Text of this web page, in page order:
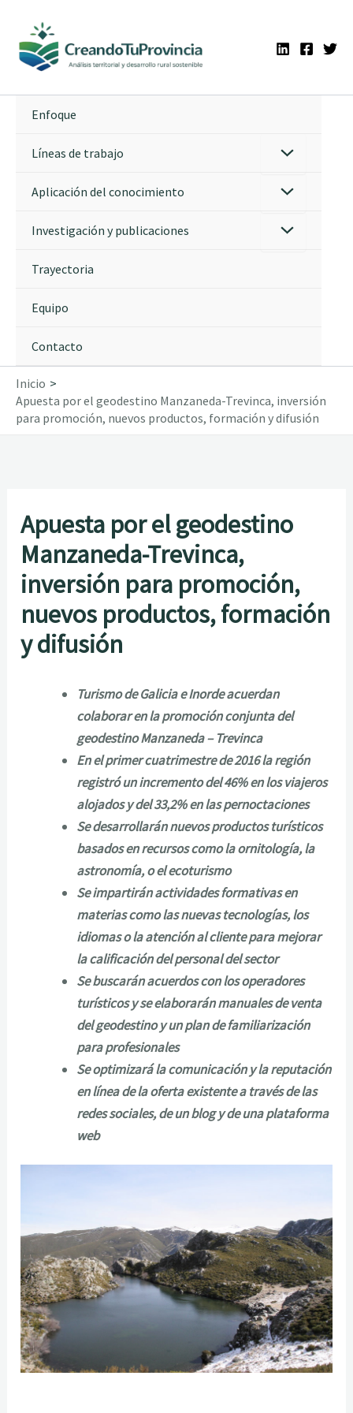
contenido
Enfoque
Líneas de trabajo
Aplicación del conocimiento
Investigación y publicaciones
Trayectoria
Equipo
Contacto
Inicio
Apuesta por el geodestino Manzaneda-Trevinca, inversión
para promoción, nuevos productos, formación y difusión
Apuesta por el geodestino
Manzaneda-Trevinca,
inversión para promoción,
nuevos productos, formación
y difusión
Turismo de Galicia e Inorde acuerdan
colaborar en la promoción conjunta del
geodestino Manzaneda – Trevinca
En el primer cuatrimestre de 2016 la región
registró un incremento del 46% en los viajeros
alojados y del 33,2% en las pernoctaciones
Se desarrollarán nuevos productos turísticos
basados en recursos como la ornitología, la
astronomía, o el ecoturismo
Se impartirán actividades formativas en
materias como las nuevas tecnologías, los
idiomas o la atención al cliente para mejorar
la calificación del personal del sector
Se buscarán acuerdos con los operadores
turísticos y se elaborarán manuales de venta
del geodestino y un plan de familiarización
para profesionales
Se optimizará la comunicación y la reputación
en línea de la oferta existente a través de las
redes sociales, de un blog y de una plataforma
web